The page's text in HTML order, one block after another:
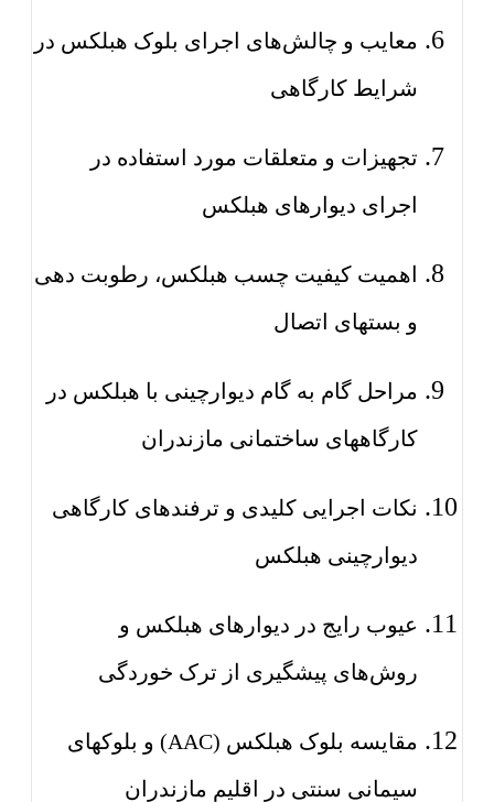
معایب و چالش‌های اجرای بلوک هبلکس در
شرایط کارگاهی
تجهیزات و متعلقات مورد استفاده در
اجرای دیوارهای هبلکس
اهمیت کیفیت چسب هبلکس، رطوبت دهی
و بستهای اتصال
مراحل گام به گام دیوارچینی با هبلکس در
کارگاههای ساختمانی مازندران
نکات اجرایی کلیدی و ترفندهای کارگاهی
دیوارچینی هبلکس
عیوب رایج در دیوارهای هبلکس و
روش‌های پیشگیری از ترک خوردگی
مقایسه بلوک هبلکس (AAC) و بلوکهای
سیمانی سنتی در اقلیم مازندران